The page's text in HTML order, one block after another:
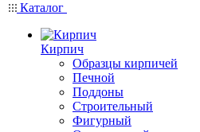
Каталог
Кирпич
Образцы кирпичей
Печной
Поддоны
Строительный
Фигурный